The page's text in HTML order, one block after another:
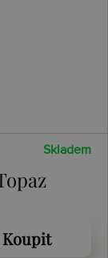
Skladem
Koupit